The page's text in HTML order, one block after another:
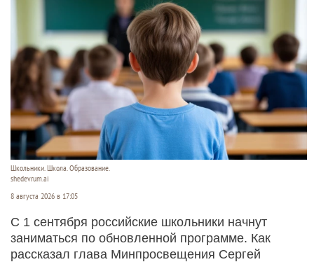
Школьники. Школа. Образование.
shedevrum.ai
8 августа 2026 в 17:05
С 1 сентября российские школьники начнут
заниматься по обновленной программе. Как
рассказал глава Минпросвещения Сергей